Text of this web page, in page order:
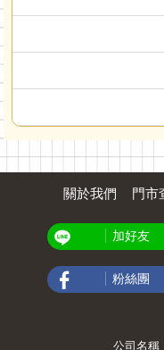
關於我們 門市
加好友
粉絲團
公司名稱